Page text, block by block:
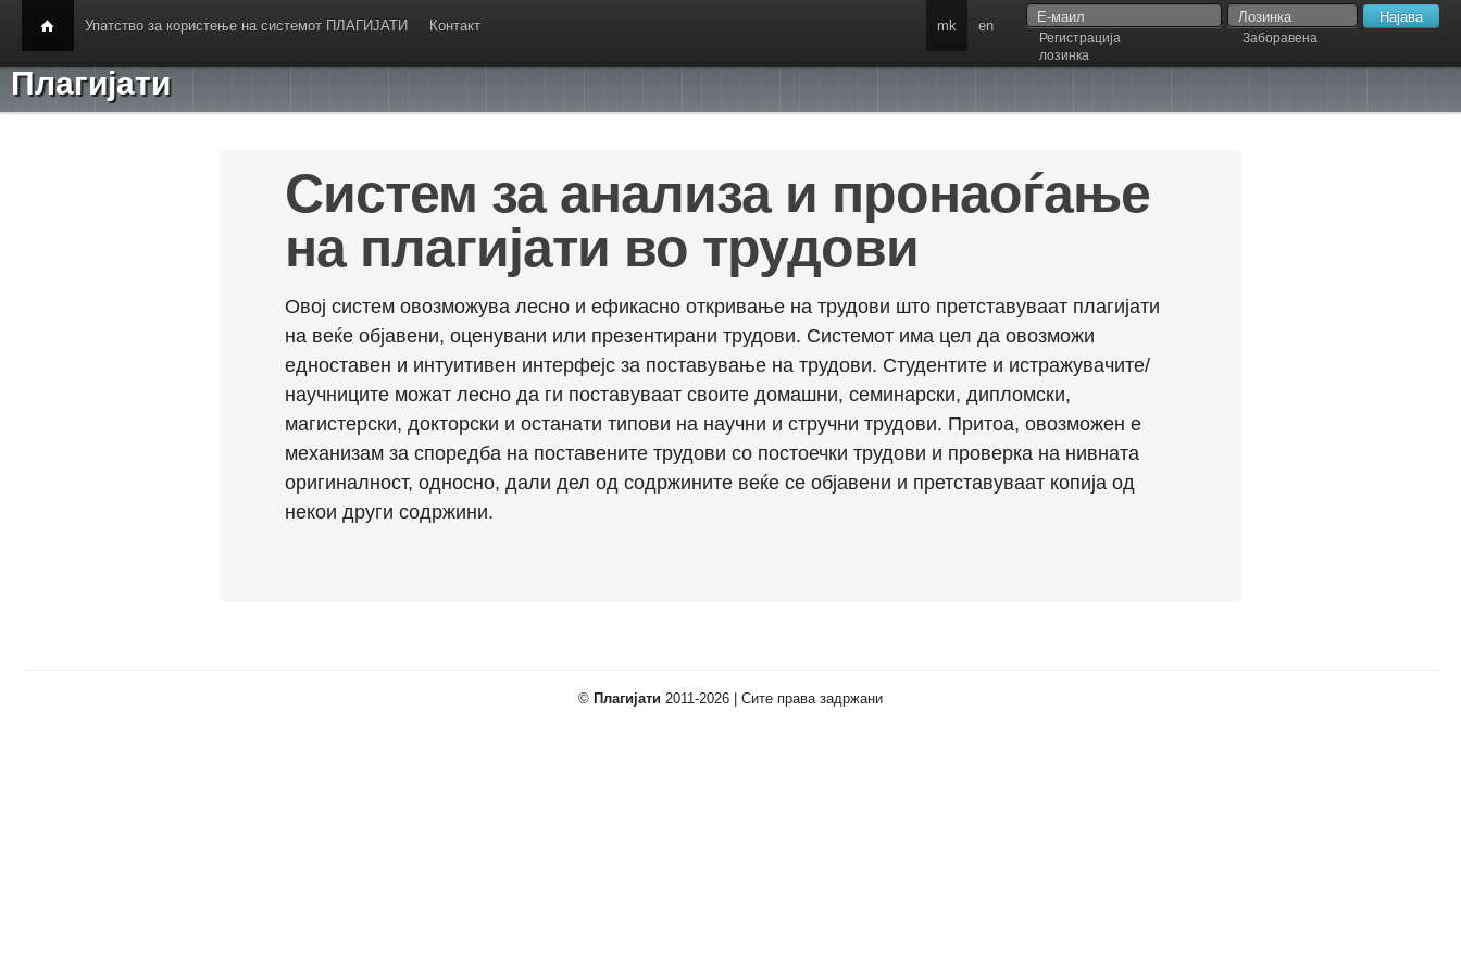
Упатство за користење на системот ПЛАГИЈАТИ Контакт
Регистрација
Заборавена
лозинка
mk en
Плагијати
Систем за анализа и пронаоѓање
на плагијати во трудови
Овој систем овозможува лесно и ефикасно откривање на трудови што претставуваат плагијати
на веќе објавени, оценувани или презентирани трудови. Системот има цел да овозможи
едноставен и интуитивен интерфејс за поставување на трудови. Студентите и истражувачите/
научниците можат лесно да ги поставуваат своите домашни, семинарски, дипломски,
магистерски, докторски и останати типови на научни и стручни трудови. Притоа, овозможен е
механизам за споредба на поставените трудови со постоечки трудови и проверка на нивната
оригиналност, односно, дали дел од содржините веќе се објавени и претставуваат копија од
некои други содржини.
© Плагијати 2011-2026 | Сите права задржани